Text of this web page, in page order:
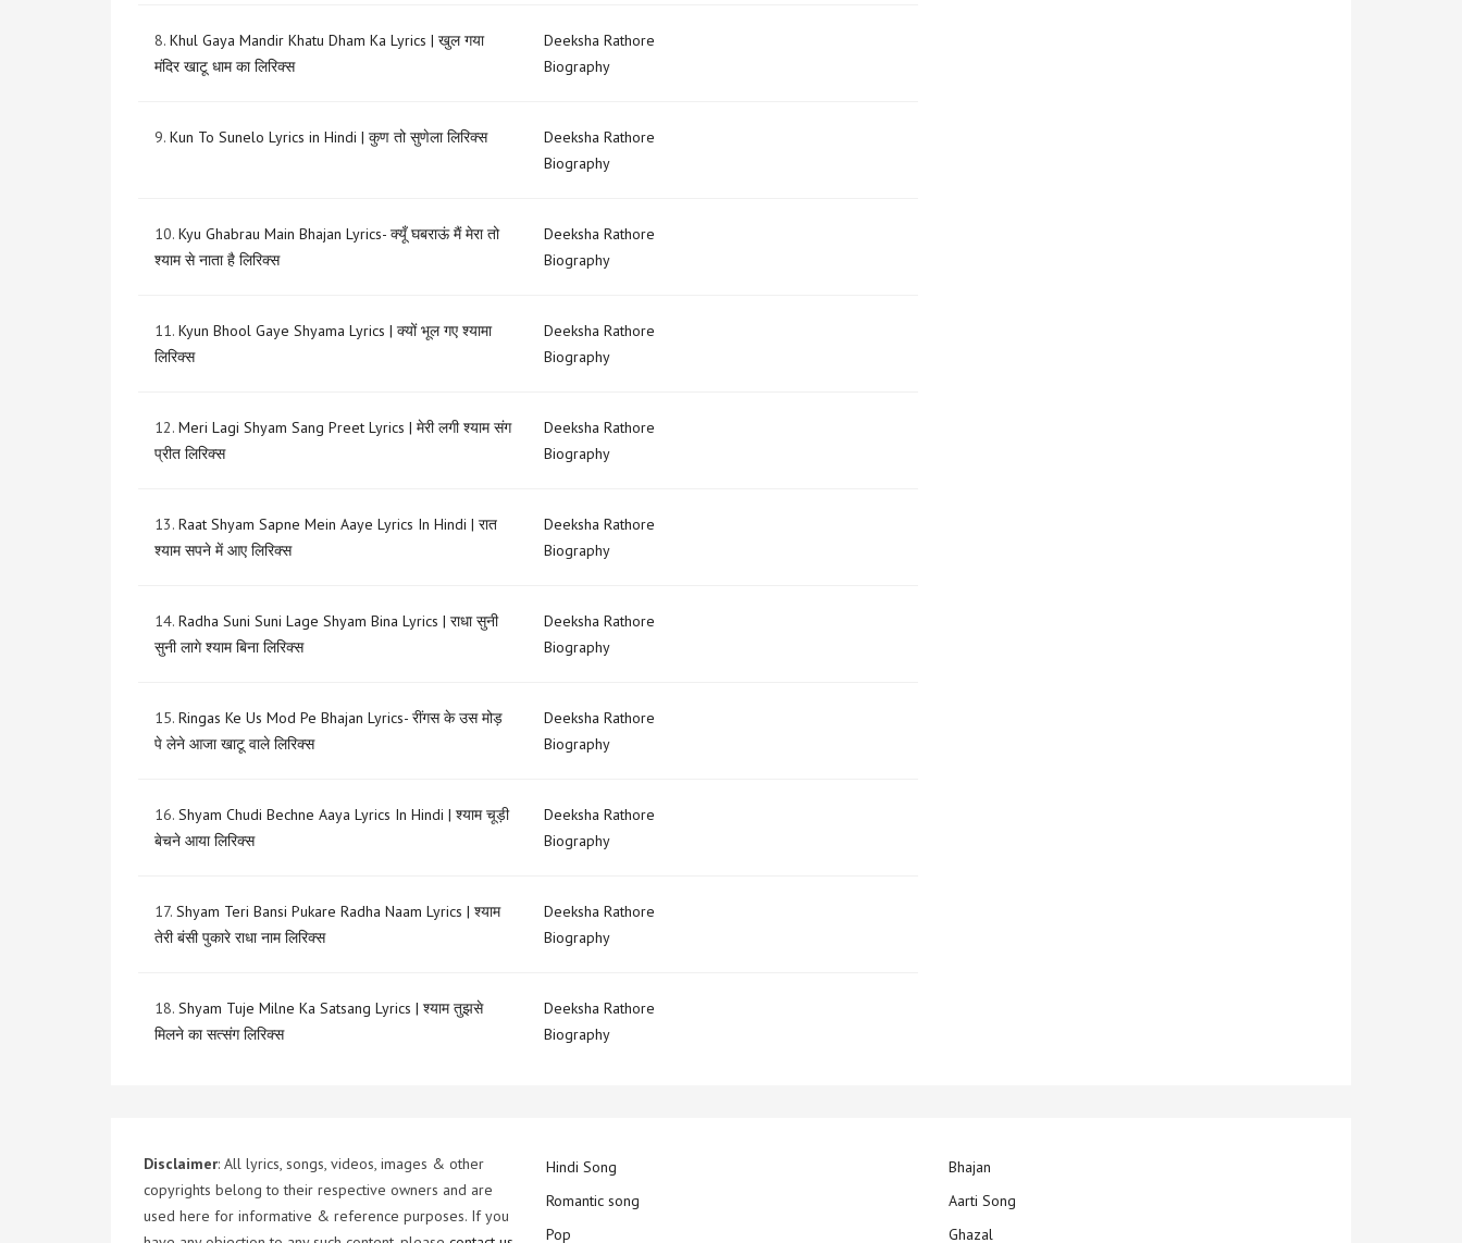
8. Khul Gaya Mandir Khatu Dham Ka Lyrics | खुल गया
मंदिर खाटू धाम का लिरिक्स
Deeksha Rathore
Biography
9. Kun To Sunelo Lyrics in Hindi | कुण तो सुणेला लिरिक्स
Deeksha Rathore
Biography
10. Kyu Ghabrau Main Bhajan Lyrics- क्यूँ घबराऊं मैं मेरा तो
श्याम से नाता है लिरिक्स
Deeksha Rathore
Biography
11. Kyun Bhool Gaye Shyama Lyrics | क्यों भूल गए श्यामा
लिरिक्स
Deeksha Rathore
Biography
12. Meri Lagi Shyam Sang Preet Lyrics | मेरी लगी श्याम संग
प्रीत लिरिक्स
Deeksha Rathore
Biography
13. Raat Shyam Sapne Mein Aaye Lyrics In Hindi | रात
श्याम सपने में आए लिरिक्स
Deeksha Rathore
Biography
14. Radha Suni Suni Lage Shyam Bina Lyrics | राधा सुनी
सुनी लागे श्याम बिना लिरिक्स
Deeksha Rathore
Biography
15. Ringas Ke Us Mod Pe Bhajan Lyrics- रींगस के उस मोड़
पे लेने आजा खाटू वाले लिरिक्स
Deeksha Rathore
Biography
16. Shyam Chudi Bechne Aaya Lyrics In Hindi | श्याम चूड़ी
बेचने आया लिरिक्स
Deeksha Rathore
Biography
17. Shyam Teri Bansi Pukare Radha Naam Lyrics | श्याम
तेरी बंसी पुकारे राधा नाम लिरिक्स
Deeksha Rathore
Biography
18. Shyam Tuje Milne Ka Satsang Lyrics | श्याम तुझसे
मिलने का सत्संग लिरिक्स
Deeksha Rathore
Biography
Disclaimer: All lyrics, songs, videos, images & other
copyrights belong to their respective owners and are
used here for informative & reference purposes. If you
Hindi Song
Romantic song
Pop
Bhajan
Aarti Song
Ghazal